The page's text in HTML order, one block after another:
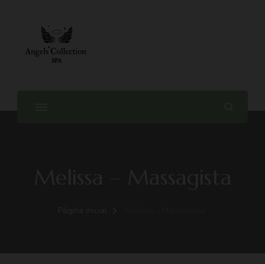
Massagem Tântrica no Porto –
Angels Collection Spa